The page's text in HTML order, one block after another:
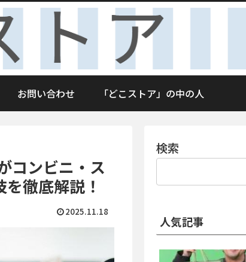
お問い合わせ 「どこストア」の中の人
コンビニ・ス
徹底解説！
2025.11.18
検索
人気記事